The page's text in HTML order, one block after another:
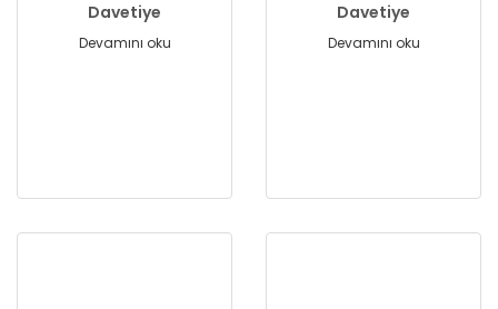
Davetiye
Devamını oku
Davetiye
Devamını oku